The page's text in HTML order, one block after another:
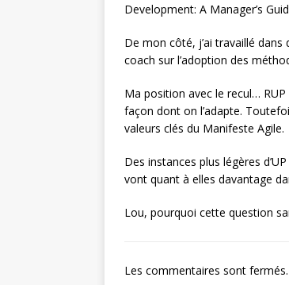
Development: A Manager’s
De mon côté, j’ai travaillé
coach sur l’adoption des
Ma position avec le recul…
façon dont on l’adapte.
valeurs clés du Manifeste Agile.
Des instances plus légères
vont quant à elles davantage
Lou, pourquoi cette question
Les commentaires sont fermés.